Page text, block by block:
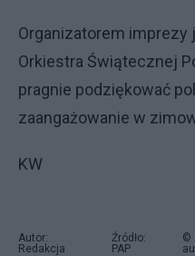
Organizatorem imprezy
Orkiestra Świątecznej
pragnie podziękować
zaangażowanie w
KW
Autor:
Redakcja
Źródło:
PAP
©